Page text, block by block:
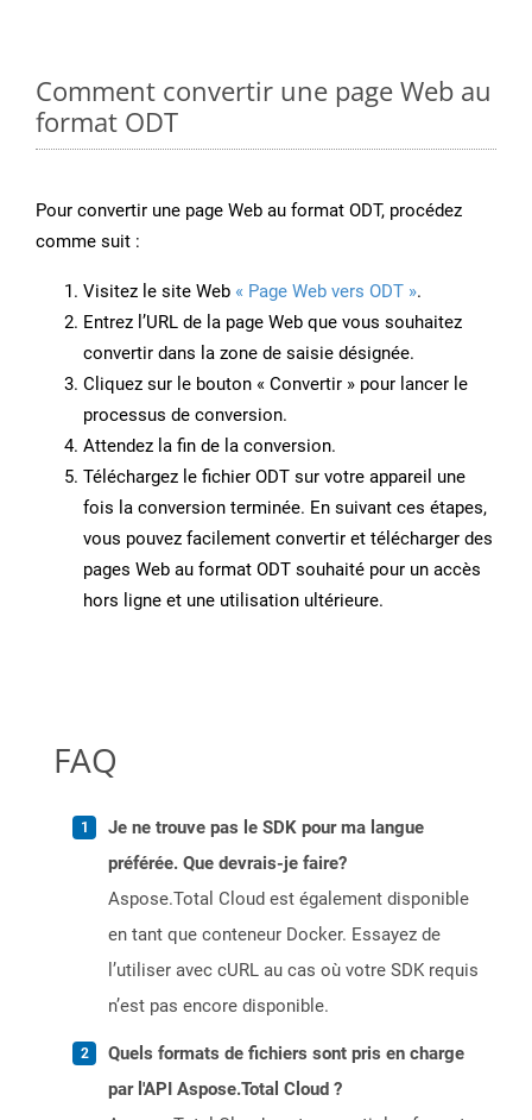
Comment convertir une page Web au
format ODT
Pour convertir une page Web au format ODT, procédez
comme suit :
Visitez le site Web « Page Web vers ODT ».
Entrez l’URL de la page Web que vous souhaitez
convertir dans la zone de saisie désignée.
Cliquez sur le bouton « Convertir » pour lancer le
processus de conversion.
Attendez la fin de la conversion.
Téléchargez le fichier ODT sur votre appareil une
fois la conversion terminée. En suivant ces étapes,
vous pouvez facilement convertir et télécharger des
pages Web au format ODT souhaité pour un accès
hors ligne et une utilisation ultérieure.
FAQ
Je ne trouve pas le SDK pour ma langue
préférée. Que devrais-je faire?
Aspose.Total Cloud est également disponible
en tant que conteneur Docker. Essayez de
l’utiliser avec cURL au cas où votre SDK requis
n’est pas encore disponible.
Quels formats de fichiers sont pris en charge
par l'API Aspose.Total Cloud ?